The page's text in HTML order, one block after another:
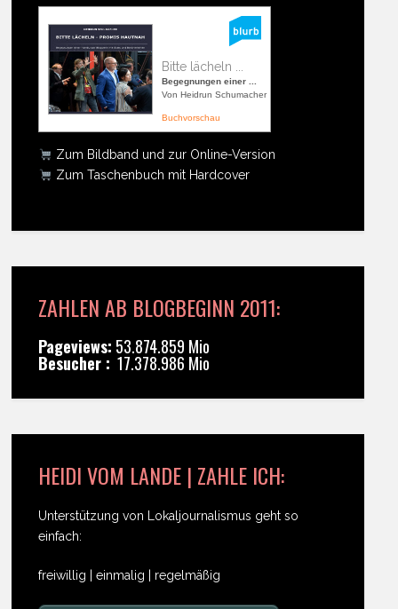
Bitte lächeln ...
Begegnungen einer ...
Von Heidrun Schumacher
Buchvorschau
Zum Bildband und zur Online-Version
Zum Taschenbuch mit Hardcover
ZAHLEN AB BLOGBEGINN 2011:
Pageviews: 53.874.859 Mio
Besucher : 17.378.986 Mio
HEIDI VOM LANDE | ZAHLE ICH:
Unterstützung von Lokaljournalismus geht so
einfach:
freiwillig | einmalig | regelmäßig